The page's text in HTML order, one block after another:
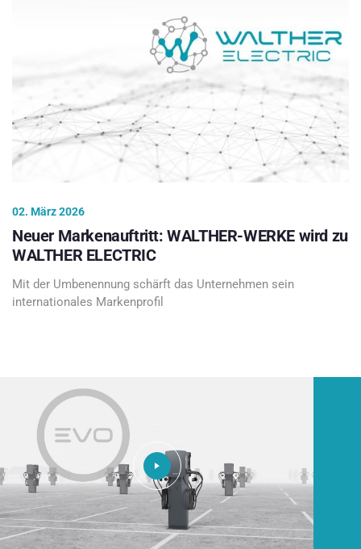
02. März 2026
Neuer Markenauftritt: WALTHER-WERKE wird zu
WALTHER ELECTRIC
Mit der Umbenennung schärft das Unternehmen sein
internationales Markenprofil